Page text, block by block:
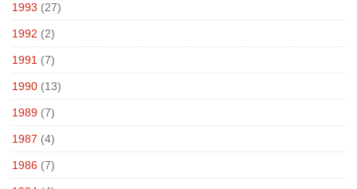
1993 (27)
1992 (2)
1991 (7)
1990 (13)
1989 (7)
1987 (4)
1986 (7)